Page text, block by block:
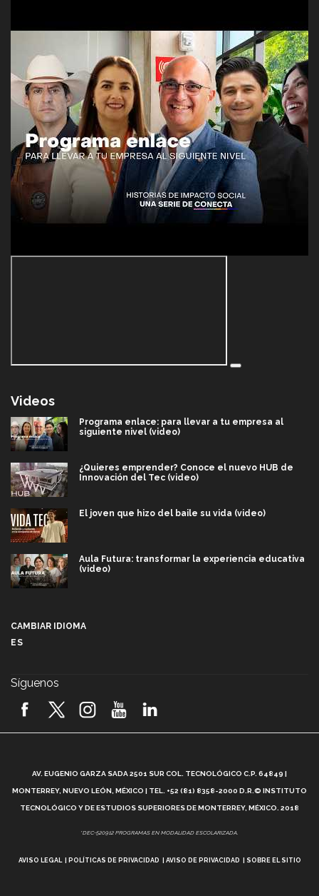
Videos
Programa enlace: para llevar a tu empresa al
siguiente nivel (video)
¿Quieres emprender? Conoce el nuevo HUB de
Innovación del Tec (video)
El joven que hizo del baile su vida (video)
Aula Futura: transformar la experiencia educativa
(video)
2026! (video)
¿Cómo es el Modelo Educativo Tec? (video)
Vida Tec: Feminismo e Inteligencia Artificial, Paola
CAMBIAR IDIOMA
ES
Síguenos
AV. EUGENIO GARZA SADA 2501 SUR COL. TECNOLÓGICO C.P. 64849 |
MONTERREY, NUEVO LEÓN, MÉXICO | TEL. +52 (81) 8358-2000 D.R.© INSTITUTO
TECNOLÓGICO Y DE ESTUDIOS SUPERIORES DE MONTERREY, MÉXICO. 2018
*DEC-520912 PROGRAMAS EN MODALIDAD ESCOLARIZADA.
AVISO LEGAL POLÍTICAS DE PRIVACIDAD AVISO DE PRIVACIDAD SOBRE EL SITIO